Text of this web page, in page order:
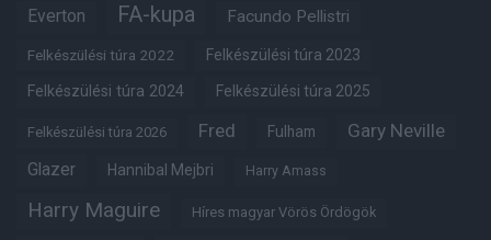
Everton FA-kupa Facundo Pellistri
Felkészülési túra 2022 Felkészülési túra 2023
Felkészülési túra 2024 Felkészülési túra 2025
Felkészülési túra 2026 Fred Fulham Gary Neville
Glazer Hannibal Mejbri Harry Amass
Harry Maguire Híres magyar Vörös Ördögök